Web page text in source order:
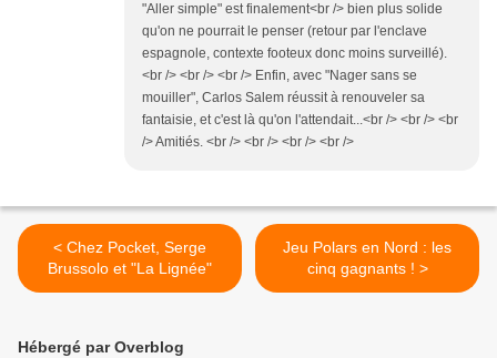
"Aller simple" est finalement<br /> bien plus solide
qu'on ne pourrait le penser (retour par l'enclave
espagnole, contexte footeux donc moins surveillé).
<br /> <br /> <br /> Enfin, avec "Nager sans se
mouiller", Carlos Salem réussit à renouveler sa
fantaisie, et c'est là qu'on l'attendait...<br /> <br /> <br
/> Amitiés. <br /> <br /> <br /> <br />
< Chez Pocket, Serge
Brussolo et "La Lignée"
Jeu Polars en Nord : les
cinq gagnants ! >
Hébergé par Overblog